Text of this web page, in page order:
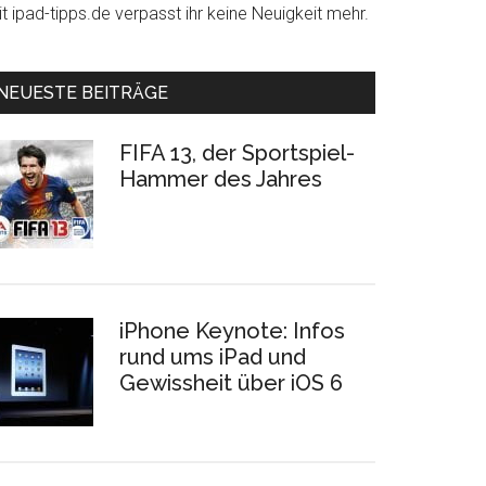
ipad-tipps.de verpasst ihr keine Neuigkeit mehr.
BEITRÄGE
FIFA 13, der Sportspiel-
Hammer des Jahres
iPhone Keynote: Infos
rund ums iPad und
Gewissheit über iOS 6